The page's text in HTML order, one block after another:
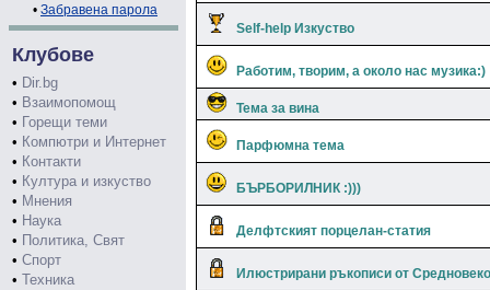
• Забравена парола
Клубове
• Dir.bg
• Взаимопомощ
• Горещи теми
• Компютри и Интернет
• Контакти
• Култура и изкуство
• Мнения
• Наука
• Политика, Свят
• Спорт
• Техника
Self-help Изкуство
Работим, творим, а около нас музика:)
Тема за вина
Парфюмна тема
БЪРБОРИЛНИК :)))
Делфтският порцелан-статия
Илюстрирани ръкописи от